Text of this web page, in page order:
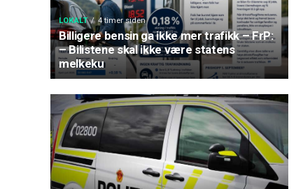
LOKALT 4 timer siden
Billigere bensin ga ikke mer trafikk – FrP:
– Bilistene skal ikke være statens
melkeku